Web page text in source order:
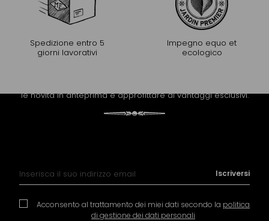
Spedizione entro 5
giorni lavorativi
Impegno equo et
ecologico
le novità in anteprima e approfittare di vantaggi esclusivi.
Acconsento al trattamento dei miei dati secondo la politica
di gestione dei dati personali
Iscriversi